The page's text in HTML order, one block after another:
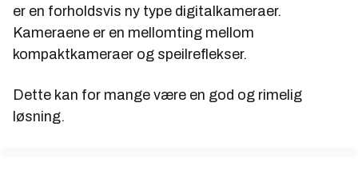
er en forholdsvis ny type digitalkameraer.
Kameraene er en mellomting mellom
kompaktkameraer og speilreflekser.
Dette kan for mange være en god og rimelig
løsning.